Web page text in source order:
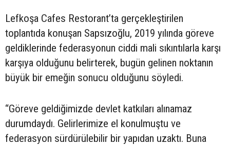
Lefkoşa Cafes Restorant’ta gerçekleştirilen
toplantıda konuşan Sapsızoğlu, 2019 yılında göreve
geldiklerinde federasyonun ciddi mali sıkıntılarla karşı
karşıya olduğunu belirterek, bugün gelinen noktanın
büyük bir emeğin sonucu olduğunu söyledi.
“Göreve geldiğimizde devlet katkıları alınamaz
durumdaydı. Gelirlerimize el konulmuştu ve
federasyon sürdürülebilir bir yapıdan uzaktı. Buna